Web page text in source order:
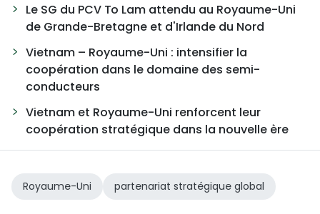
Le SG du PCV To Lam attendu au Royaume-Uni
de Grande-Bretagne et d'Irlande du Nord
Vietnam – Royaume-Uni : intensifier la
coopération dans le domaine des semi-
conducteurs
Vietnam et Royaume-Uni renforcent leur
coopération stratégique dans la nouvelle ère
Royaume-Uni partenariat stratégique global